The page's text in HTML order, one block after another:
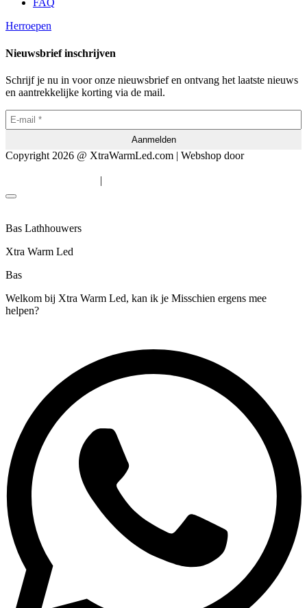
FAQ
Herroepen
Nieuwsbrief inschrijven
Schrijf je nu in voor onze nieuwsbrief en ontvang het laatste nieuws
en aantrekkelijke korting via de mail.
Copyright 2026 @ XtraWarmLed.com | Webshop door
|
Bas Lathhouwers
Xtra Warm Led
Bas
Welkom bij Xtra Warm Led, kan ik je Misschien ergens mee
helpen?